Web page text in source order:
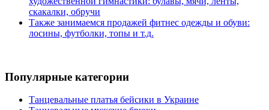
скакалки, обручи
Также занимаемся продажей фитнес одежды и обуви:
лосины, футболки, топы и т.д.
Популярные категории
Танцевальные платья бейсики в Украине